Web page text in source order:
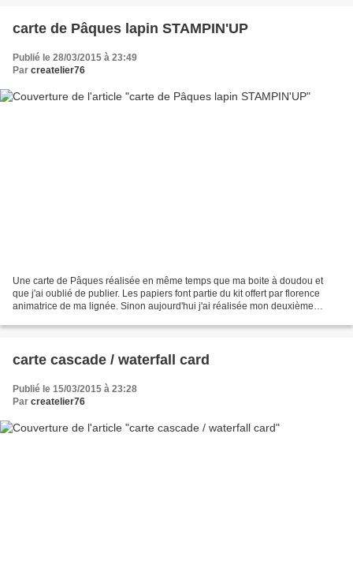
carte de Pâques lapin STAMPIN'UP
Publié le 28/03/2015 à 23:49
Par createlier76
Une carte de Pâques réalisée en même temps que ma boite à doudou et
que j'ai oublié de publier. Les papiers font partie du kit offert par florence
animatrice de ma lignée. Sinon aujourd'hui j'ai réalisée mon deuxième
carte cascade / waterfall card
Publié le 15/03/2015 à 23:28
Par createlier76